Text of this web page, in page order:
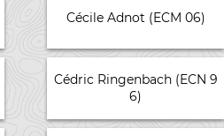
Cécile Adnot (ECM 06)
Cédric Ringenbach (ECN 9
6)